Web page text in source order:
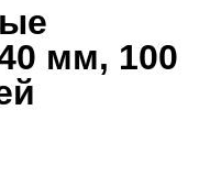
мм, 100